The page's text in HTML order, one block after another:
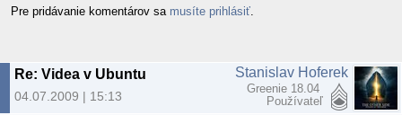
Pre pridávanie komentárov sa musíte prihlásiť
Re: Videa v Ubuntu
04.07.2009 | 15:13
Stanislav Hoferek
Greenie 18.04
Používateľ